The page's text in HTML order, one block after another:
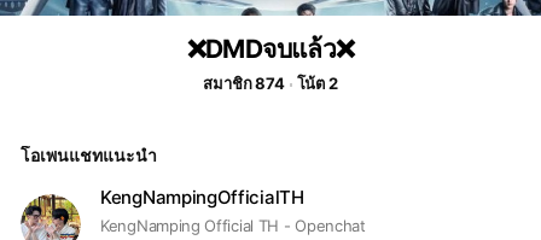
❌DMDจบแล้ว❌
สมาชิก 874 โน้ต 2
โอเพนแชทแนะนำ
KengNampingOfficialTH
KengNamping Official TH - Openchat